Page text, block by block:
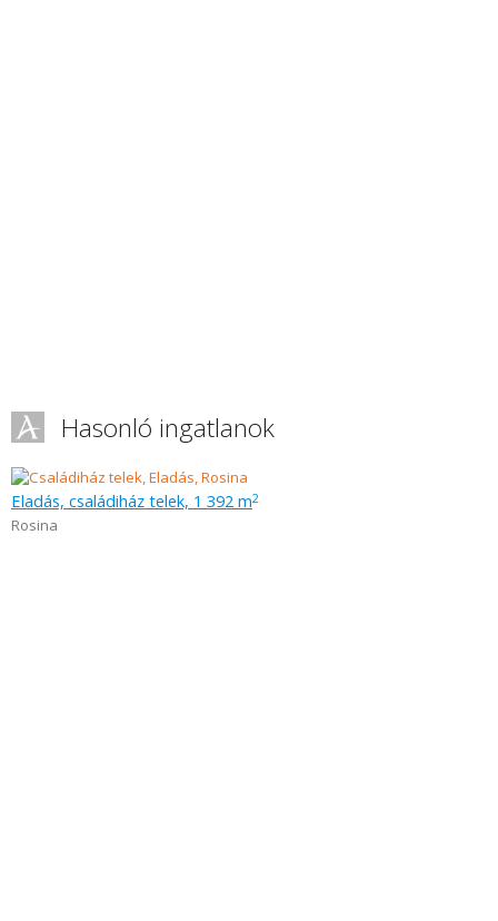
Hasonló ingatlanok
Eladás, családiház telek, 1 392 m2
Rosina